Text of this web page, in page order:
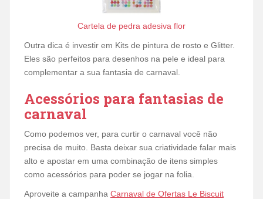
Cartela de pedra adesiva flor
Outra dica é investir em Kits de pintura de rosto e Glitter.
Eles são perfeitos para desenhos na pele e ideal para
complementar a sua fantasia de carnaval.
Acessórios para fantasias de
carnaval
Como podemos ver, para curtir o carnaval você não
precisa de muito. Basta deixar sua criatividade falar mais
alto e apostar em uma combinação de itens simples
como acessórios para poder se jogar na folia.
Aproveite a campanha Carnaval de Ofertas Le Biscuit